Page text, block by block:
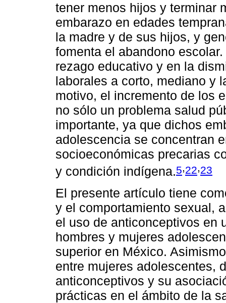
tener menos hijos y terminar
embarazo en edades
la madre y de sus hijos, y
fomenta el abandono
rezago educativo y en la
laborales a corto, mediano y
motivo, el incremento de los
no sólo un problema salud
importante, ya que dichos
adolescencia se concentran
socioeconómicas precarias
y condición indígena.5,22,23
El presente artículo tiene
y el comportamiento sexual,
el uso de anticonceptivos en
hombres y mujeres
superior en México.
entre mujeres adolescentes,
anticonceptivos y su
prácticas en el ámbito de la